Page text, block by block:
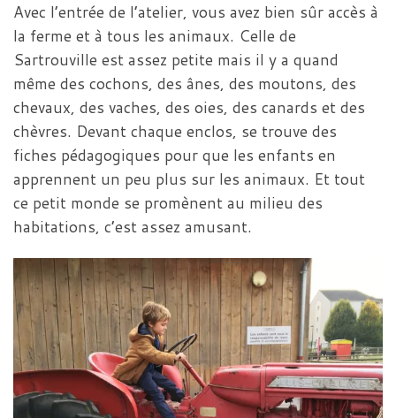
Avec l’entrée de l’atelier, vous avez bien sûr accès à
la ferme et à tous les animaux. Celle de
Sartrouville est assez petite mais il y a quand
même des cochons, des ânes, des moutons, des
chevaux, des vaches, des oies, des canards et des
chèvres. Devant chaque enclos, se trouve des
fiches pédagogiques pour que les enfants en
apprennent un peu plus sur les animaux. Et tout
ce petit monde se promènent au milieu des
habitations, c’est assez amusant.